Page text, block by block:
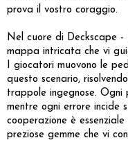
prova il vostro coraggio.
Nel cuore di Deckscape -
mappa intricata che vi
I giocatori muovono le
questo scenario,
trappole ingegnose. Ogni
mentre ogni errore incide
cooperazione è
preziose gemme che vi